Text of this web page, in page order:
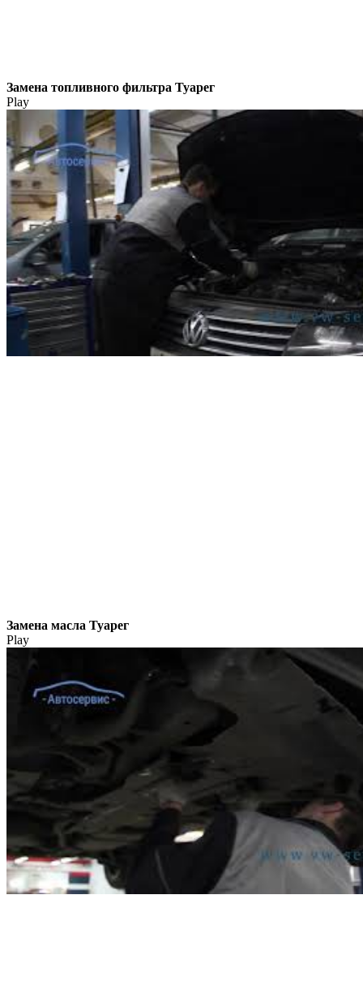
Замена топливного фильтра Туарег
Play
Замена масла Туарег
Play